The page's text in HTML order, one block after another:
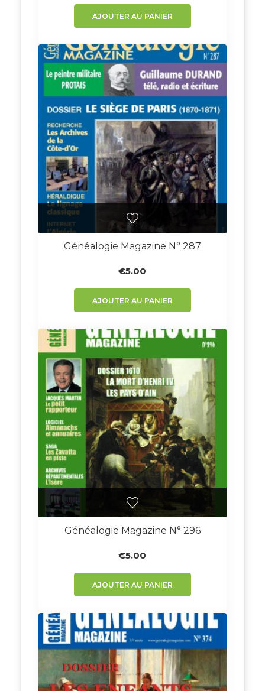
AJOUTER AU PANIER
Généalogie Magazine N° 287
€5.00
AJOUTER AU PANIER
Généalogie Magazine N° 296
€5.00
AJOUTER AU PANIER